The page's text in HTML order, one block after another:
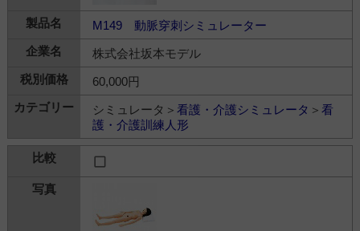
M149 動脈穿刺シミュレーター
株式会社坂本モデル
60,000円
シミュレータ＞ 看護・介護シミュレータ ＞ 看
護・介護訓練人形